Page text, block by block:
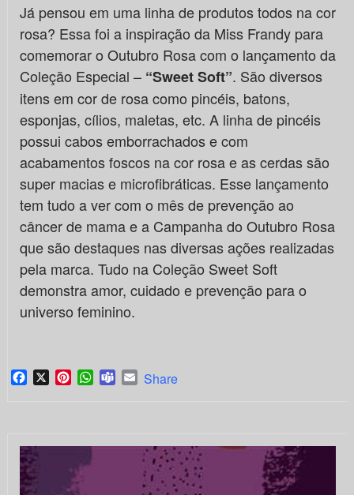
Já pensou em uma linha de produtos todos na cor
rosa? Essa foi a inspiração da Miss Frandy para
comemorar o Outubro Rosa com o lançamento da
Coleção Especial – “Sweet Soft”. São diversos
itens em cor de rosa como pincéis, batons,
esponjas, cílios, maletas, etc. A linha de pincéis
possui cabos emborrachados e com
acabamentos foscos na cor rosa e as cerdas são
super macias e microfibráticas. Esse lançamento
tem tudo a ver com o mês de prevenção ao
câncer de mama e a Campanha do Outubro Rosa
que são destaques nas diversas ações realizadas
pela marca. Tudo na Coleção Sweet Soft
demonstra amor, cuidado e prevenção para o
universo feminino.
Facebook
X PinterestWhatsApp
TeamsEmail
Share